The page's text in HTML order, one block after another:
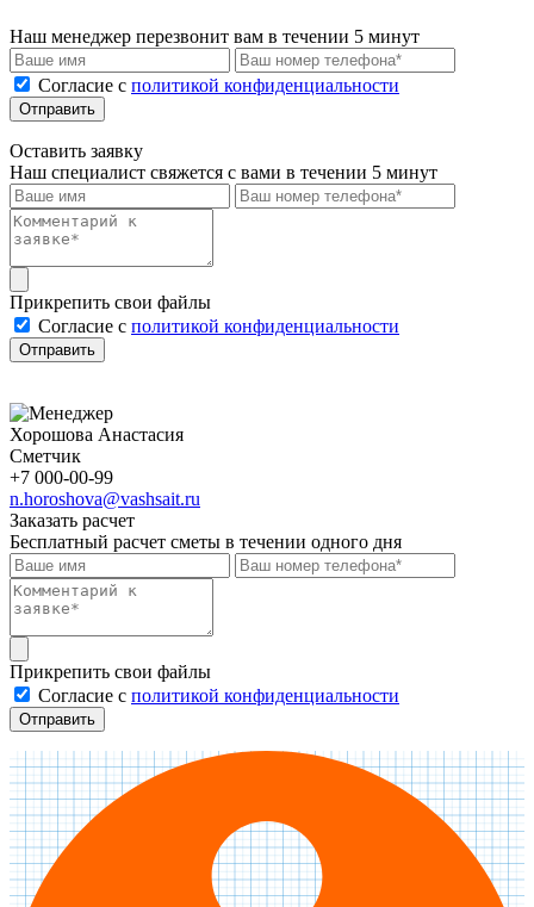
Наш менеджер перезвонит вам в течении 5 минут
Cогласие с политикой конфиденциальности
Отправить
Оставить заявку
Наш специалист свяжется с вами в течении 5 минут
Прикрепить свои файлы
Cогласие с политикой конфиденциальности
Отправить
Хорошова Анастасия
Сметчик
+7 000-00-99
n.horoshova@vashsait.ru
Заказать расчет
Бесплатный расчет сметы в течении одного дня
Прикрепить свои файлы
Cогласие с политикой конфиденциальности
Отправить